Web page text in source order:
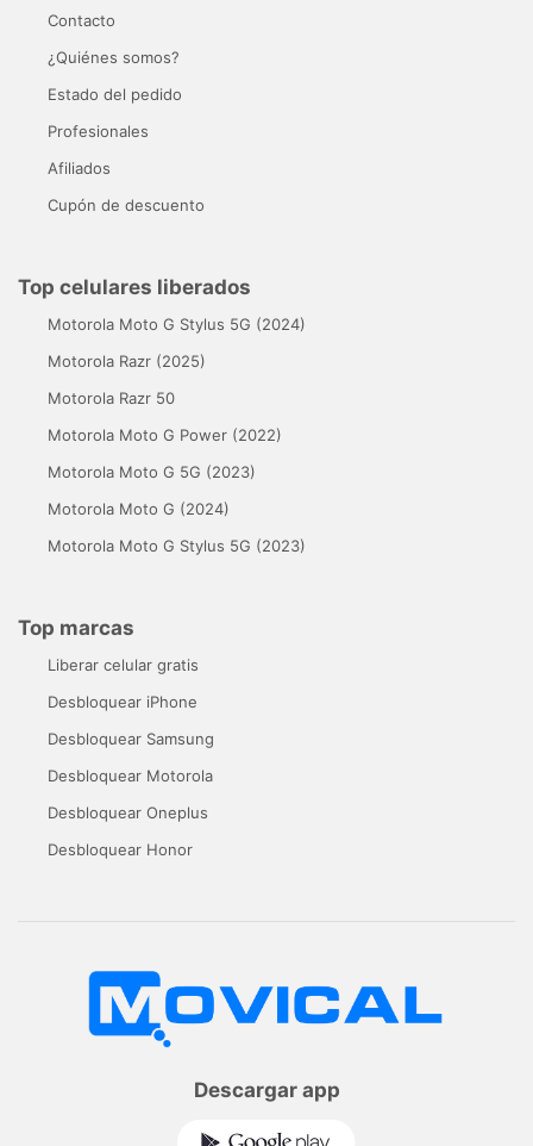
Contacto
¿Quiénes somos?
Estado del pedido
Profesionales
Afiliados
Cupón de descuento
Top celulares liberados
Motorola Moto G Stylus 5G (2024)
Motorola Razr (2025)
Motorola Razr 50
Motorola Moto G Power (2022)
Motorola Moto G 5G (2023)
Motorola Moto G (2024)
Motorola Moto G Stylus 5G (2023)
Top marcas
Liberar celular gratis
Desbloquear iPhone
Desbloquear Samsung
Desbloquear Motorola
Desbloquear Oneplus
Desbloquear Honor
Descargar app